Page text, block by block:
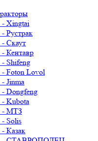
- Xingtai
- Рустрак
- Скаут
- Кентавр
- Shifeng
- Foton Lovol
- Jinma
- Dongfeng
- Kubota
- МТЗ
- Solis
- Казак